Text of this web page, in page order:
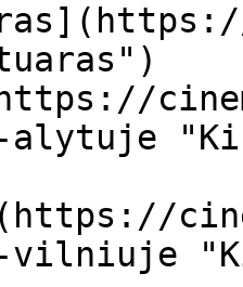
alytuje
vilniuje